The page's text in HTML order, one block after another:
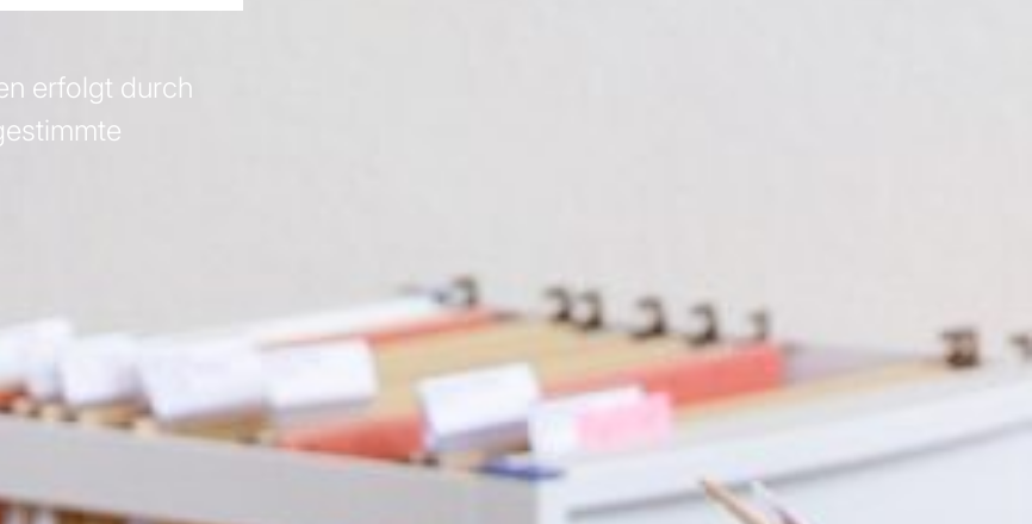
erfolgt durch